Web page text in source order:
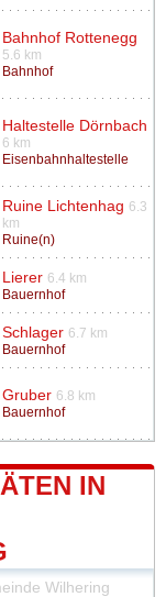
Bahnhof Rottenegg
5.6 km
Bahnhof
Haltestelle Dörnbach
6 km
Eisenbahnhaltestelle
Ruine Lichtenhag 6.3
km
Ruine(n)
Lierer 6.4 km
Bauernhof
Schlager 6.7 km
Bauernhof
Gruber 6.8 km
Bauernhof
IN
Wilhering